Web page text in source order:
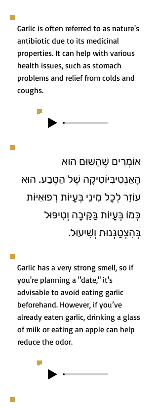
Garlic is often referred to as nature's
antibiotic due to its medicinal
properties. It can help with various
health issues, such as stomach
problems and relief from colds and
coughs.
אוֹמְרִים שֶׁהַשּׁוּם הוּא
הָאַנְטִיבִּיּוֹטִיקָה שֶׁל הַטֶּבַע. הוּא
עוֹזֵר לְכָל מִינֵי בְּעָיוֹת רְפוּאִיּוֹת
כְּמוֹ בְּעָיוֹת בַּקֵּיבָה וְטִיפּוּל
בְּהִצְטַנְּנוּת וְשִׁיעוּל.
Garlic has a very strong smell, so if
you're planning a "date," it's
advisable to avoid eating garlic
beforehand. However, if you’ve
already eaten garlic, drinking a glass
of milk or eating an apple can help
reduce the odor.